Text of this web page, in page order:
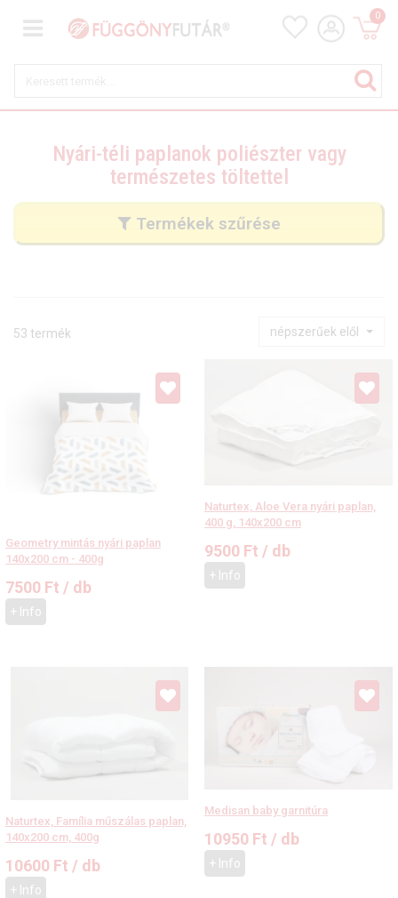
0
Nyári-téli paplanok poliészter vagy
természetes töltettel
Termékek szűrése
53 termék népszerűek elől
Geometry mintás nyári paplan
140x200 cm - 400g
7500 Ft / db
+ Info
Naturtex, Aloe Vera nyári paplan,
400 g, 140x200 cm
9500 Ft / db
+ Info
Naturtex, Família műszálas paplan,
140x200 cm, 400g
10600 Ft / db
+ Info
Medisan baby garnitúra
10950 Ft / db
+ Info